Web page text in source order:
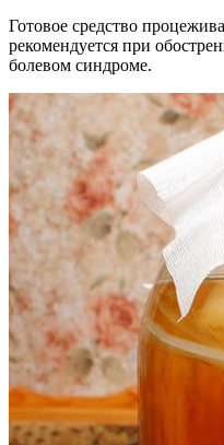
Готовое средство
рекомендуется при
болевом синдроме.